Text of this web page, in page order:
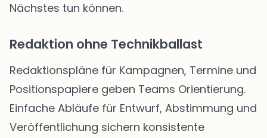
Nächstes tun können.
Redaktion ohne Technikballast
Redaktionspläne für Kampagnen, Termine und
Positionspapiere geben Teams Orientierung.
Einfache Abläufe für Entwurf, Abstimmung und
Veröffentlichung sichern konsistente